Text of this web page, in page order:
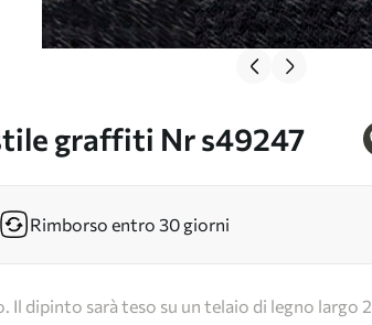
graffiti Nr s49247
Rimborso entro 30 giorni
Il dipinto sarà teso su un telaio di legno largo 2